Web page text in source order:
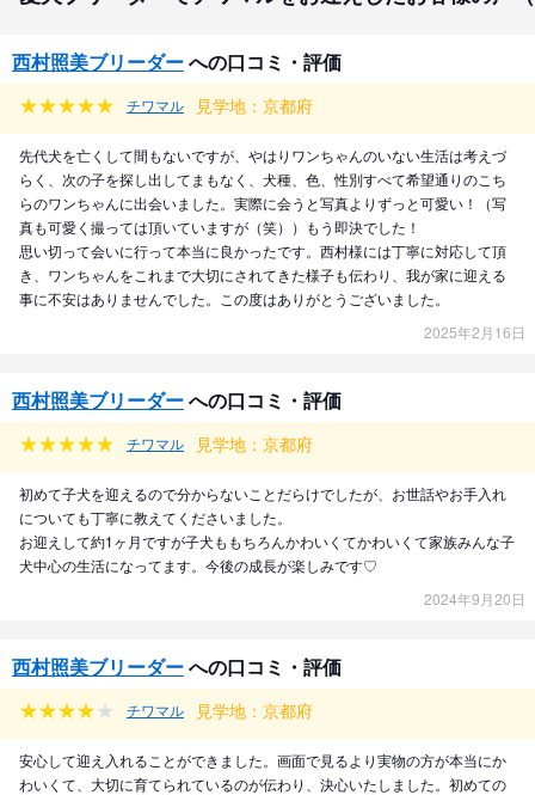
西村照美ブリーダーへの口コミ・評価
チワマル 見学地：京都府
先代犬を亡くして間もないですが、やはりワンちゃんのいない生活は考えづ
らく、次の子を探し出してまもなく、犬種、色、性別すべて希望通りのこち
らのワンちゃんに出会いました。実際に会うと写真よりずっと可愛い！（写
真も可愛く撮っては頂いていますが（笑））もう即決でした！
思い切って会いに行って本当に良かったです。西村様には丁寧に対応して頂
き、ワンちゃんをこれまで大切にされてきた様子も伝わり、我が家に迎える
事に不安はありませんでした。この度はありがとうございました。
2025年2月16日
西村照美ブリーダーへの口コミ・評価
チワマル 見学地：京都府
初めて子犬を迎えるので分からないことだらけでしたが、お世話やお手入れ
についても丁寧に教えてくださいました。
お迎えして約1ヶ月ですが子犬ももちろんかわいくてかわいくて家族みんな子
犬中心の生活になってます。今後の成長が楽しみです♡
2024年9月20日
西村照美ブリーダーへの口コミ・評価
チワマル 見学地：京都府
安心して迎え入れることができました。画面で見るより実物の方が本当にか
わいくて、大切に育てられているのが伝わり、決心いたしました。初めての